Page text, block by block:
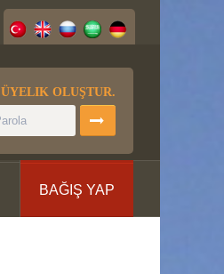
ÜYELIK OLUŞTUR.
BAĞIŞ YAP